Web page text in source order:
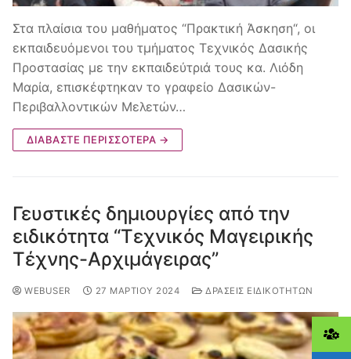
Στα πλαίσια του μαθήματος “Πρακτική Άσκηση“, οι
εκπαιδευόμενοι του τμήματος Τεχνικός Δασικής
Προστασίας με την εκπαιδεύτριά τους κα. Λιόδη
Μαρία, επισκέφτηκαν το γραφείο Δασικών-
Περιβαλλοντικών Μελετών…
ΔΙΑΒΆΣΤΕ ΠΕΡΙΣΣΌΤΕΡΑ →
Γευστικές δημιουργίες από την
ειδικότητα “Τεχνικός Μαγειρικής
Τέχνης-Αρχιμάγειρας”
WEBUSER 27 ΜΑΡΤΊΟΥ 2024 ΔΡΆΣΕΙΣ ΕΙΔΙΚΟΤΉΤΩΝ